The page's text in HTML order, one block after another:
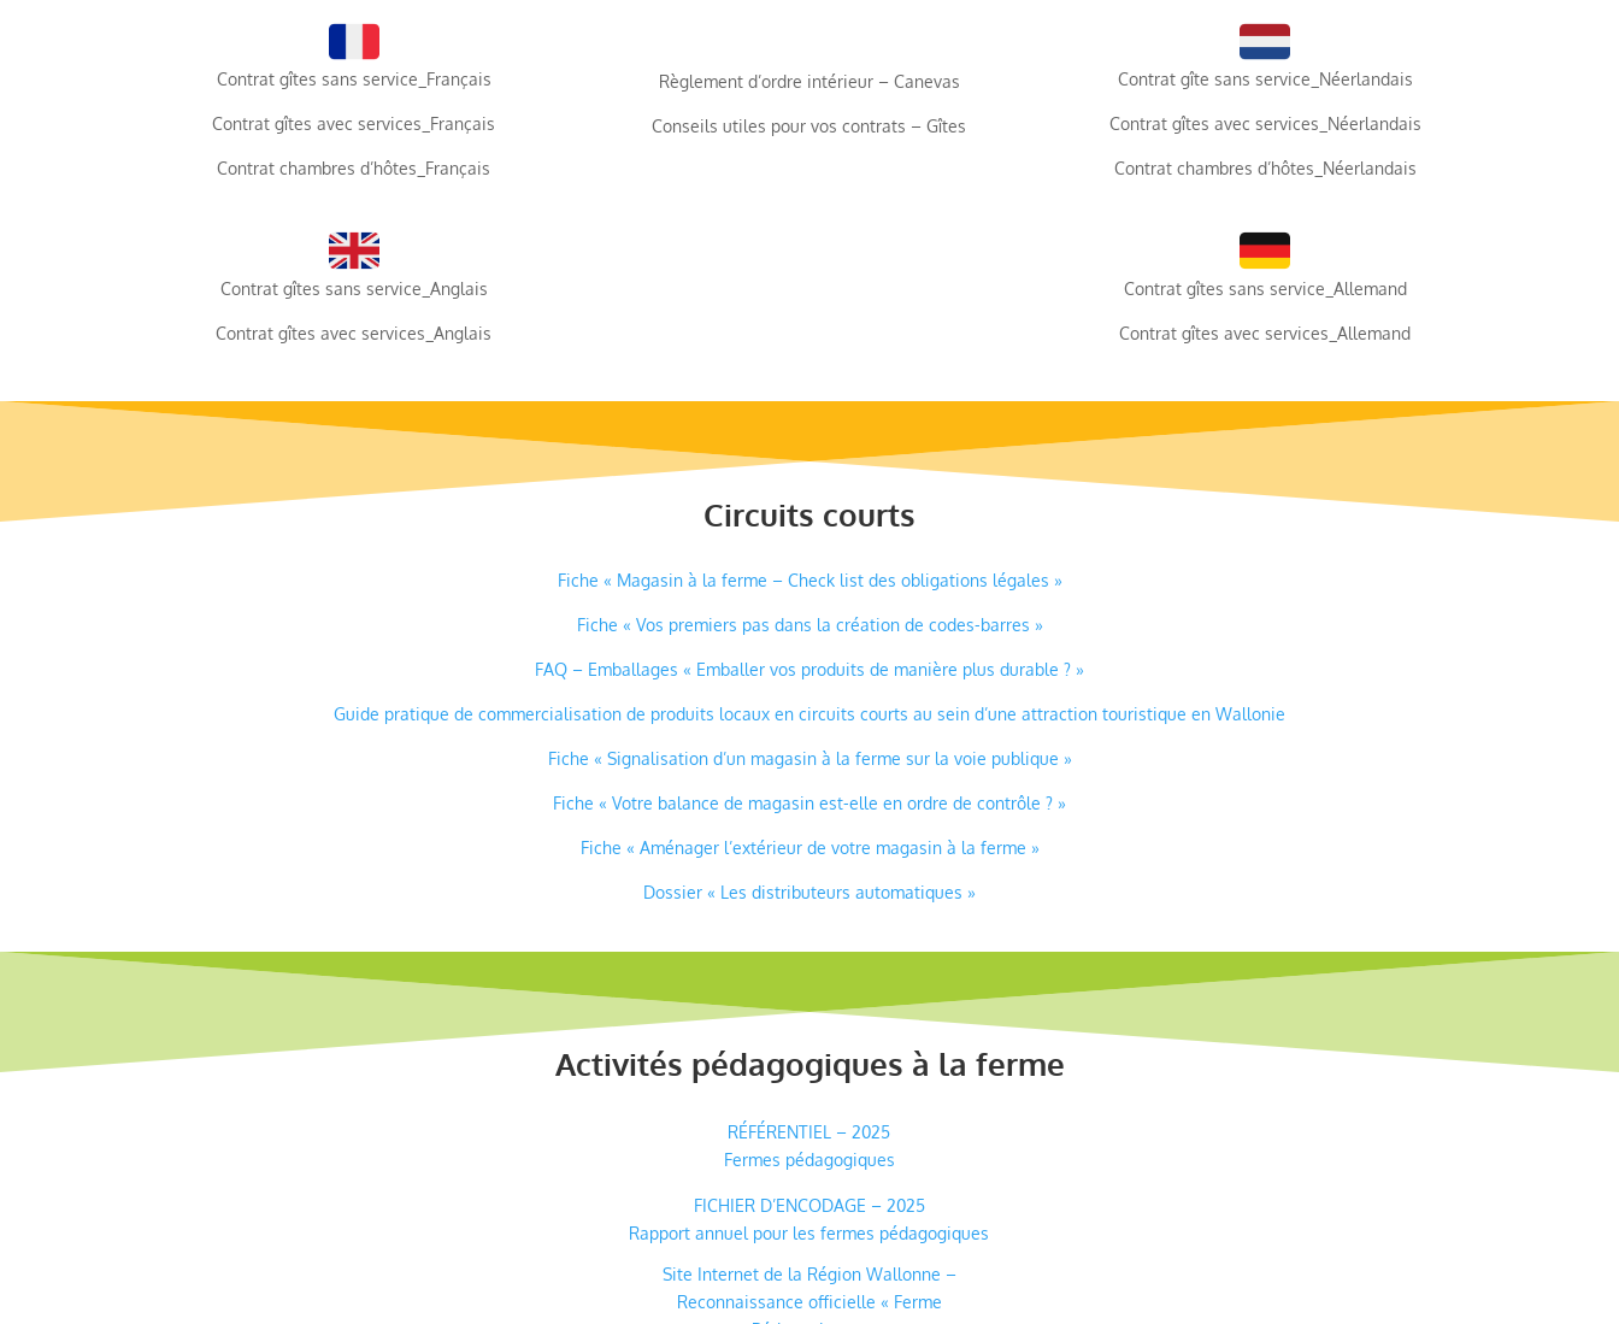
Contrat gîtes sans service_Français
Contrat gîtes avec services_Français
Contrat chambres d’hôtes_Français
Règlement d’ordre intérieur – Canevas
Conseils utiles pour vos contrats – Gîtes
Contrat gîte sans service_Néerlandais
Contrat gîtes avec services_Néerlandais
Contrat chambres d’hôtes_Néerlandais
Contrat gîtes sans service_Anglais
Contrat gîtes avec services_Anglais
Contrat gîtes sans service_Allemand
Contrat gîtes avec services_Allemand
Circuits courts
Fiche « Magasin à la ferme – Check list des obligations légales »
Fiche « Vos premiers pas dans la création de codes-barres »
FAQ – Emballages « Emballer vos produits de manière plus durable ? »
Guide pratique de commercialisation de produits locaux en circuits courts au sein d’une attraction touristique en Wallonie
Fiche « Signalisation d’un magasin à la ferme sur la voie publique »
Fiche « Votre balance de magasin est-elle en ordre de contrôle ? »
Fiche « Aménager l’extérieur de votre magasin à la ferme »
Dossier « Les distributeurs automatiques »
Activités pédagogiques à la ferme
RÉFÉRENTIEL – 2025
Fermes pédagogiques
FICHIER D’ENCODAGE – 2025
Rapport annuel pour les fermes pédagogiques
Site Internet de la Région Wallonne –
Reconnaissance officielle « Ferme